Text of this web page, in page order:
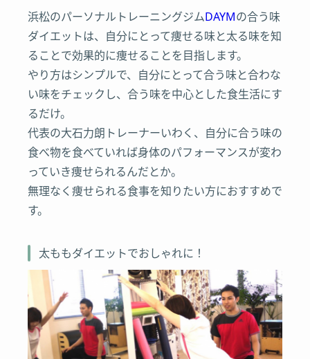
浜松のパーソナルトレーニングジムDAYMの合う味
ダイエットは、自分にとって痩せる味と太る味を知
ることで効果的に痩せることを目指します。
やり方はシンプルで、自分にとって合う味と合わな
い味をチェックし、合う味を中心とした食生活にす
るだけ。
代表の大石力朗トレーナーいわく、自分に合う味の
食べ物を食べていれば身体のパフォーマンスが変わ
っていき痩せられるんだとか。
無理なく痩せられる食事を知りたい方におすすめで
す。
太ももダイエットでおしゃれに！